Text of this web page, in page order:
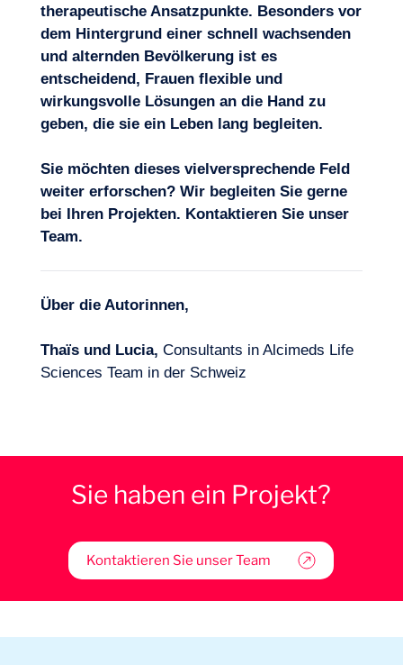
therapeutische Ansatzpunkte. Besonders vor
dem Hintergrund einer schnell wachsenden
und alternden Bevölkerung ist es
entscheidend, Frauen flexible und
wirkungsvolle Lösungen an die Hand zu
geben, die sie ein Leben lang begleiten.
Sie möchten dieses vielversprechende Feld
weiter erforschen? Wir begleiten Sie gerne
bei Ihren Projekten. Kontaktieren Sie unser
Team.
Über die Autorinnen,
Thaïs und Lucia, Consultants in Alcimeds Life
Sciences Team in der Schweiz
Sie haben ein Projekt?
Kontaktieren Sie unser Team